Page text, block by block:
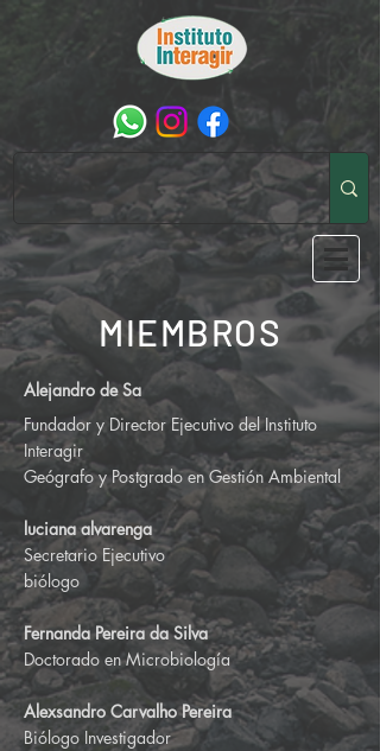
MIEMBROS
Alejandro de Sa
Fundador y Director Ejecutivo del Instituto
Interagir
Geógrafo y Postgrado en Gestión Ambiental
luciana alvarenga
Secretario Ejecutivo
biólogo
Fernanda Pereira da Silva
Doctorado en Microbiología
Alexsandro Carvalho Pereira
Biólogo Investigador